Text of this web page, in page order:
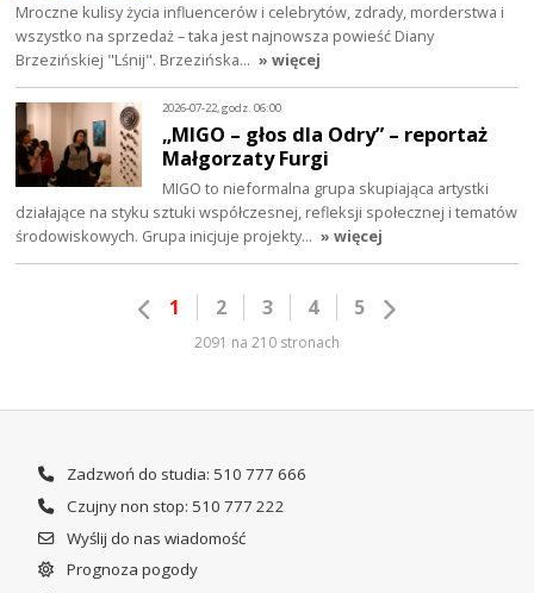
Mroczne kulisy życia influencerów i celebrytów, zdrady, morderstwa i
wszystko na sprzedaż – taka jest najnowsza powieść Diany
Brzezińskiej "Lśnij". Brzezińska… » więcej
2026-07-22, godz. 06:00
„MIGO – głos dla Odry” – reportaż
Małgorzaty Furgi
MIGO to nieformalna grupa skupiająca artystki
działające na styku sztuki współczesnej, refleksji społecznej i tematów
środowiskowych. Grupa inicjuje projekty… » więcej
1 2 3 4 5
2091 na 210 stronach
Zadzwoń do studia: 510 777 666
Czujny non stop: 510 777 222
Wyślij do nas wiadomość
Prognoza pogody